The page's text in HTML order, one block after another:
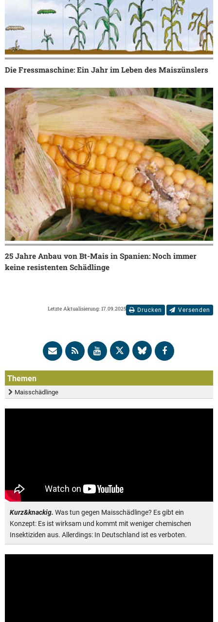
Die Fressmaschine: Ein Jahr im Leben des Maiszünslers
25 Jahre Anbau von Bt-Mais in Spanien: Noch immer
keine resistenten Schädlinge
Drucken Versenden
Letzte Aktualisierung: 17.09.2025
Themen
Maisschädlinge
Kurz&knackig. Was tun gegen Maisschädlinge? Es gibt ein
Konzept: Es ist wirksam und kommt mit weniger chemischen
Insektiziden aus. Allerdings: In Deutschland ist es verboten.